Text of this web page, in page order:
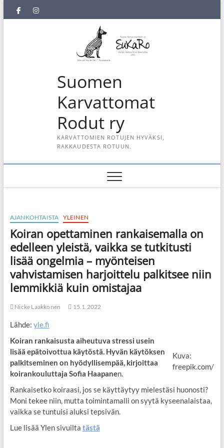
SuKaRoSuKaRo
Instagramisssa
kysymykset
meksikolaiset
perulaiset
jäsenrekisterin
rekisteriseloste
Suomen
Karvattomat
Rodut ry
KARVATTOMIEN ROTUJEN HYVÄKSI,
RAKKAUDESTA ROTUUN.
AJANKOHTAISTA YLEINEN
Koiran opettaminen rankaisemalla on
edelleen yleistä, vaikka se tutkitusti
lisää ongelmia – myönteisen
vahvistamisen harjoittelu palkitsee niin
lemmikkiä kuin omistajaa
Nicke Laakkonen 15.1.2022
Lähde: yle.fi
Kuva:
freepik.com/
Koiran rankaisusta aiheutuva stressi usein
lisää epätoivottua käytöstä. Hyvän käytöksen
palkitseminen on hyödyllisempää, kirjoittaa
koirankouluttaja Sofia Haapanen.
Rankaisetko koiraasi, jos se käyttäytyy mielestäsi huonosti?
Moni tekee niin, mutta toimintamalli on syytä kyseenalaistaa,
vaikka se tuntuisi aluksi tepsivän.
Lue lisää Ylen sivuilta tästä